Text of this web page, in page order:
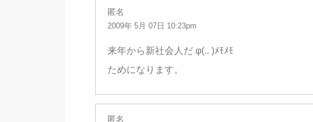
匿名
2009年 5月 07日 10:23pm
来年から新社会人だ φ(.. )ﾒﾓﾒﾓ
ためになります。
匿名